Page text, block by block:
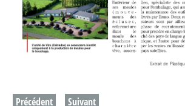
Précédent Suivant